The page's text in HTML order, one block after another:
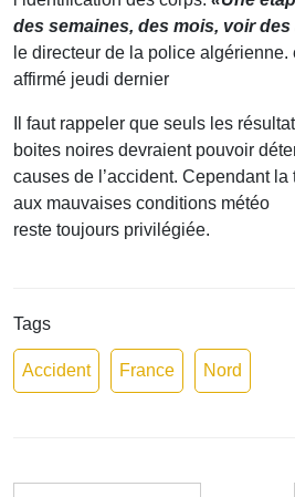
des semaines, des mois, voir des
le directeur de la police
affirmé jeudi dernier
Il faut rappeler que seuls les
boites noires devraient pouvoir
causes de l’accident. Cependant la
aux mauvaises conditions météo
reste toujours privilégiée.
Tags
Accident France Nord